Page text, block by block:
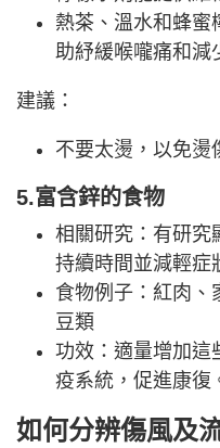
熱茶、溫水和蜂蜜
助紓緩喉嚨痛和減
建議：
不要太燙，以免燙
5.富含鋅的食物
相關研究：有研究
持續時間並減輕症
食物例子：紅肉、
豆類
功效：適量增加這
疫系統，促進康復
如何分辨傷風及